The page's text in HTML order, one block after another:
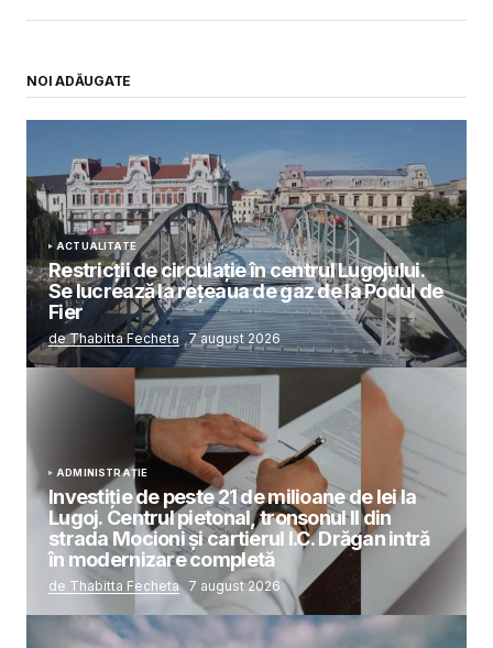
NOI ADĂUGATE
ACTUALITATE
Restricții de circulație în centrul Lugojului.
Se lucrează la rețeaua de gaz de la Podul de
Fier
de Thabitta Fecheta 7 august 2026
ADMINISTRAȚIE
Investiție de peste 21 de milioane de lei la
Lugoj. Centrul pietonal, tronsonul II din
strada Mocioni și cartierul I.C. Drăgan intră
în modernizare completă
de Thabitta Fecheta 7 august 2026